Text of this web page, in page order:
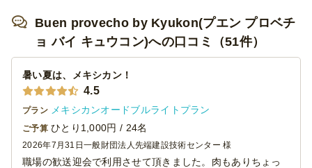
Buen provecho by Kyukon(プエン プロベチ
ョ バイ キュウコン)への口コミ（51件）
暑い夏は、メキシカン！
4.5
プラン メキシカンオードブルライトプラン
ご予算 ひとり1,000円 / 24名
2026年7月31日 一般財団法人先端建設技術センター 様
職場の歓送迎会で利用させて頂きました。肉もありちょっ